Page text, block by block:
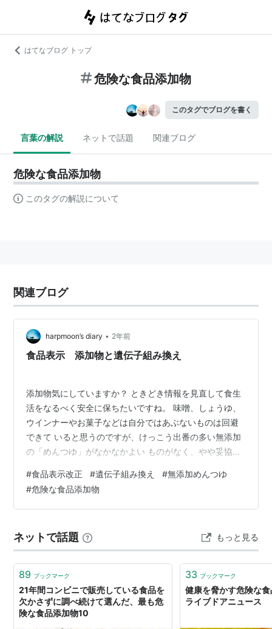
はてなブログ トップ
危険な食品添加物
このタグでブログを書く
言葉の解説 ネットで話題 関連ブログ
危険な食品添加物
このタグの解説について
関連ブログ
harpmoon’s diary • 2年前
食品表示 添加物と遺伝子組み換え
添加物気にしていますか？ ときどき情報を見直して食生
活をなるべく安全に保ちたいですね。 味噌、しょうゆ、
ウインナーやお菓子などは自分ではあぶないものは回避
できて いると思うのですが、けっこう出番の多い無添加
の「めんつゆ」がなかなかよい ものがなく、やや妥協し
1日から食品表示基準が改正になりましたので、 改めて買
い物時、見分けがつくよう確認していきたいと思いま
す。 遺伝子組み換えの食品表示 遺伝子組み換え対象農産
点 見えない遺伝子組み換え食品 家畜の飼料と遺伝子組み
換え 遺伝子組み換え表…
#食品表示改正 #遺伝子組み換え #無添加めんつゆ
#危険な食品添加物
ネットで話題 もっと見る
89 ブックマーク
21年間コンビニで販売している食品を
欠かさずに調べ続けて選んだ、最も危
険な食品添加物10
33 ブックマーク
健康を脅かす危険な
ライブドアニュース